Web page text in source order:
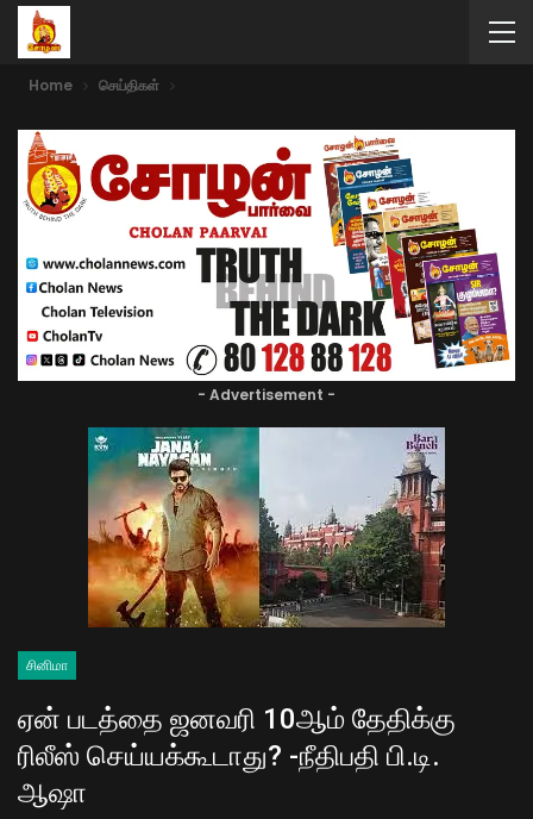
Home செய்திகள்
- Advertisement -
சினிமா
ஏன் படத்தை ஜனவரி 10ஆம் தேதிக்கு
ரிலீஸ் செய்யக்கூடாது? -நீதிபதி பி.டி.
ஆஷா